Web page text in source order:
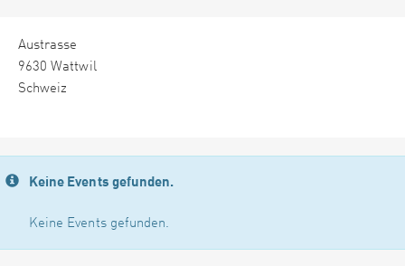
Austrasse
9630 Wattwil
Schweiz
Keine Events gefunden.
Keine Events gefunden.